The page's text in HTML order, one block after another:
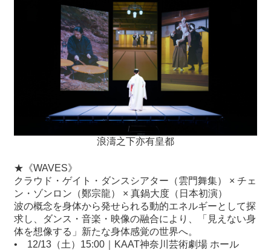
浪濤之下亦有皇都
★《WAVES》
クラウド・ゲイト・ダンスシアター（雲門舞集） × チェ
ン・ゾンロン（鄭宗龍） × 真鍋大度（日本初演）
波の概念を身体から発せられる動的エネルギーとして探
求し、ダンス・音楽・映像の融合により、「見えない身
体を想像する」新たな身体感覚の世界へ。
•
12/13（土）15:00｜KAAT神奈川芸術劇場 ホール